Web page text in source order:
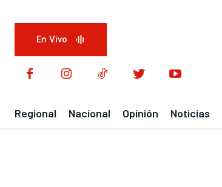
En Vivo
Regional Nacional Opinión Noticias